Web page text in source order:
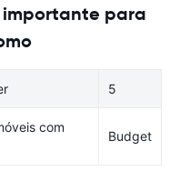
para
5
com
Budget